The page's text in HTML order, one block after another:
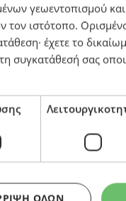
γεωεντοπισμού
τον ιστότοπο.
έχετε το
συγκατάθεσή σας
ΌΛΩΝ